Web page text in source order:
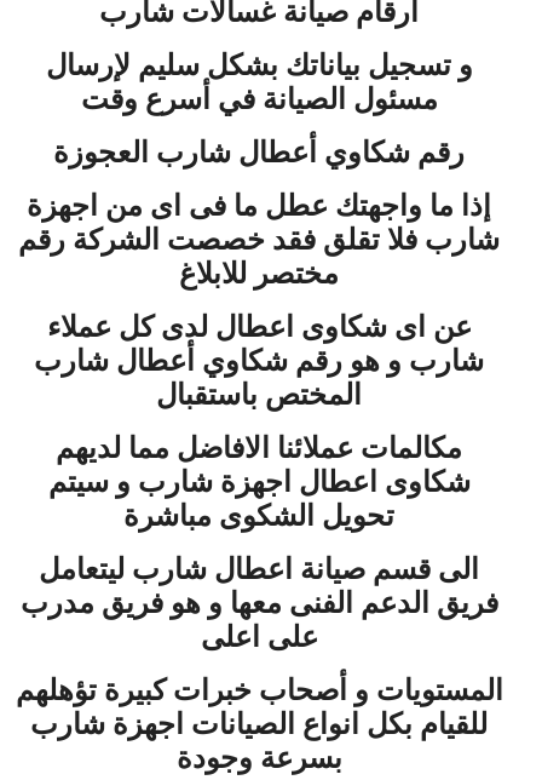
ارقام صيانة غسالات شارب
و تسجيل بياناتك بشكل سليم لإرسال
مسئول الصيانة في أسرع وقت
رقم شكاوي أعطال شارب العجوزة
إذا ما واجهتك عطل ما فى اى من اجهزة
شارب فلا تقلق فقد خصصت الشركة رقم
مختصر للابلاغ
عن اى شكاوى اعطال لدى كل عملاء
شارب و هو رقم شكاوي أعطال شارب
المختص باستقبال
مكالمات عملائنا الافاضل مما لديهم
شكاوى اعطال اجهزة شارب و سيتم
تحويل الشكوى مباشرة
الى قسم صيانة اعطال شارب ليتعامل
فريق الدعم الفنى معها و هو فريق مدرب
على اعلى
المستويات و أصحاب خبرات كبيرة تؤهلهم
للقيام بكل انواع الصيانات اجهزة شارب
بسرعة وجودة